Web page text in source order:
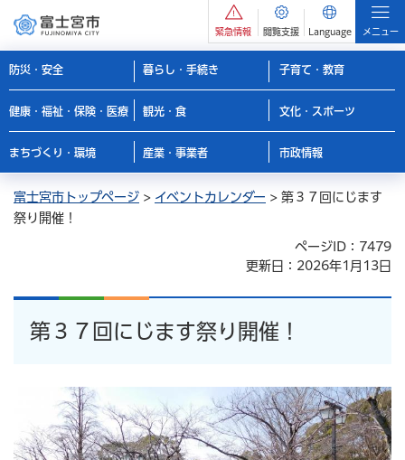
緊急情報 閲覧支援 Language メニュー
防災・安全 暮らし・手続き 子育て・教育
健康・福祉・保険・医療 観光・食 文化・スポーツ
まちづくり・環境 産業・事業者 市政情報
富士宮市トップページ > イベントカレンダー > 第３７回にじます
祭り開催！
ページID：7479
更新日：2026年1月13日
第３７回にじます祭り開催！